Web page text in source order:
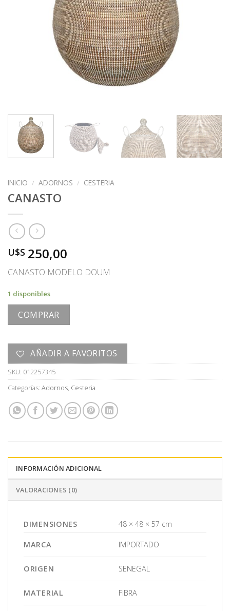
INICIO / ADORNOS / CESTERIA
CANASTO
U$S 250,00
CANASTO MODELO DOUM
1 disponibles
COMPRAR
AÑADIR A FAVORITOS
SKU: 012257345
Categorías: Adornos, Cesteria
INFORMACIÓN ADICIONAL
VALORACIONES (0)
DIMENSIONES 48 × 48 × 57 cm
MARCA IMPORTADO
ORIGEN SENEGAL
MATERIAL FIBRA